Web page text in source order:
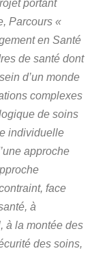
portant
Parcours «
en Santé
de santé dont
d’un monde
complexes
de soins
individuelle
approche
face
à
à la montée des
des soins,